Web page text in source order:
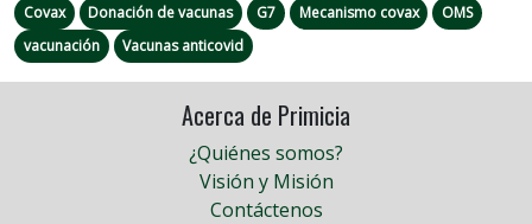
Covax Donación de vacunas G7 Mecanismo covax
OMS
vacunación
Vacunas anticovid
Acerca de Primicia
¿Quiénes somos?
Visión y Misión
Contáctenos